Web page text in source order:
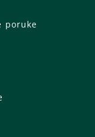
poruke